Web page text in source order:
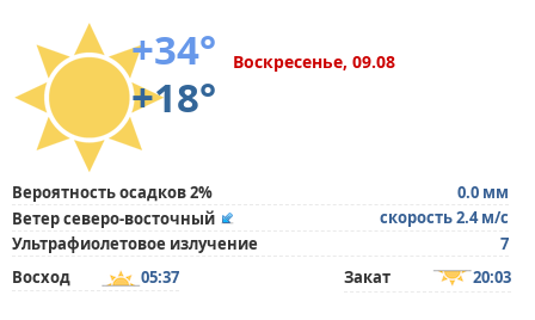
+34°
+18°
Воскресенье, 09.08
Вероятность осадков 2%
0.0 мм
Ветер северо-восточный
скорость 2.4 м/с
Ультрафиолетовое излучение
7
Восход
05:37 Закат 20:03